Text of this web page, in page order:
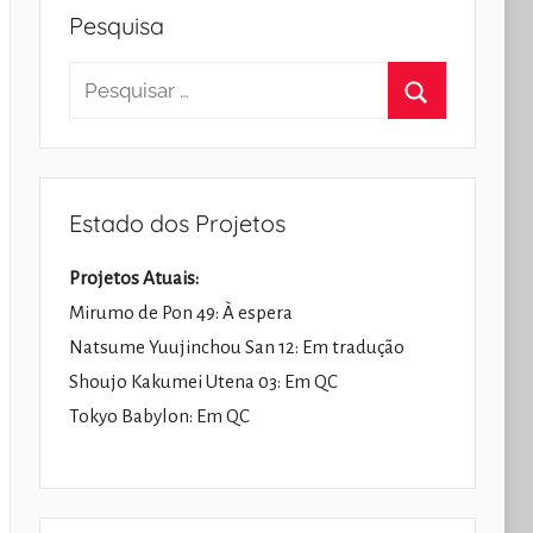
Pesquisa
Pesquisar
Estado dos Projetos
Projetos Atuais:
Mirumo de Pon 49: À espera
Natsume Yuujinchou San 12: Em tradução
Shoujo Kakumei Utena 03: Em QC
Tokyo Babylon: Em QC